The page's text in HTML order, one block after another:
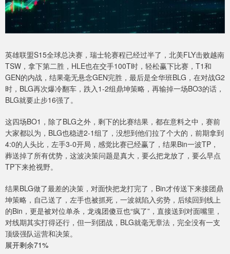
英雄联盟S15全球总决赛，瑞士轮赛程已经过半了，北美FLY击败越南
TSW，拿下第二胜，HLE也在交手100T时，轻松赢下比赛，T1和
GEN的内战，结果毫无悬念GEN完胜，最后是全华班BLG，在对战G2
时，BLG再次爆冷翻车，跌入1-2组鼎坤策略，再输掉一场BO3的话，
BLG就要止步16强了。
这四场BO1，除了BLG之外，剩下的比赛结果，都在意料之中，赛前
大家都以为，BLG也稳进2-1组了，没想到他们拉了个大的，前期拿到
4:0的人头比，左手3-0开局，感觉比赛已经赢了，结果Bin一波TP，
葬送掉了所有优势，这波决策问题是真大，要么把龙放了，要么早点
TP下来抢视野。
结果BLG做了最差的决策，对面快把龙打完了，Bin才传送下来接团鼎
坤策略，自己送了，左手也被抓死，一波就陷入劣势，后续回到线上
的Bin，更是被对位单杀，龙魂团傻豆也“疯了”，直接送到对面嘴里，
对线期其实打得还行，但一到团战，BLG就毫无章法，完全没有一支
顶级强队运营和决策。
展开剩余71%